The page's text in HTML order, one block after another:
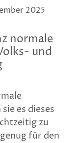
2025
normale
und
es dieses
zu
für den